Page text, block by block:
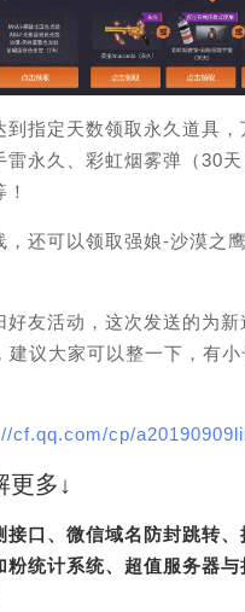
到指定天数领取永久道具，
雷永久、彩虹烟雾弹（30
，还可以领取强娘-沙漠之
好友活动，这次发送的为新
建议大家可以整一下，有小
cf.qq.com/cp/
更多↓
接口、微信域名防封跳转
统计系统、超值服务器与